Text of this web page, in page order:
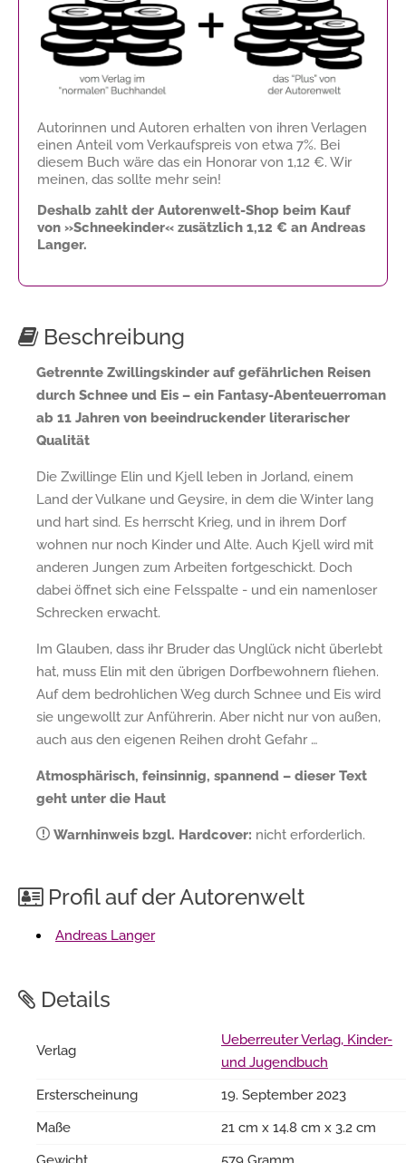
Autorinnen und Autoren erhalten von ihren Verlagen
einen Anteil vom Verkaufspreis von etwa 7%. Bei
diesem Buch wäre das ein Honorar von 1,12 €. Wir
meinen, das sollte mehr sein!
Deshalb zahlt der Autorenwelt-Shop beim Kauf
von »Schneekinder« zusätzlich 1,12 € an Andreas
Langer.
Beschreibung
Getrennte Zwillingskinder auf gefährlichen Reisen
durch Schnee und Eis – ein Fantasy-Abenteuerroman
ab 11 Jahren von beeindruckender literarischer
Qualität
Die Zwillinge Elin und Kjell leben in Jorland, einem
Land der Vulkane und Geysire, in dem die Winter lang
und hart sind. Es herrscht Krieg, und in ihrem Dorf
wohnen nur noch Kinder und Alte. Auch Kjell wird mit
anderen Jungen zum Arbeiten fortgeschickt. Doch
dabei öffnet sich eine Felsspalte - und ein namenloser
Schrecken erwacht.
Im Glauben, dass ihr Bruder das Unglück nicht überlebt
hat, muss Elin mit den übrigen Dorfbewohnern fliehen.
Auf dem bedrohlichen Weg durch Schnee und Eis wird
sie ungewollt zur Anführerin. Aber nicht nur von außen,
auch aus den eigenen Reihen droht Gefahr …
Atmosphärisch, feinsinnig, spannend – dieser Text
geht unter die Haut
Warnhinweis bzgl. Hardcover: nicht erforderlich.
Profil auf der Autorenwelt
Andreas Langer
Details
Verlag
Ueberreuter Verlag, Kinder-
und Jugendbuch
Ersterscheinung
19. September 2023
Maße
21 cm x 14.8 cm x 3.2 cm